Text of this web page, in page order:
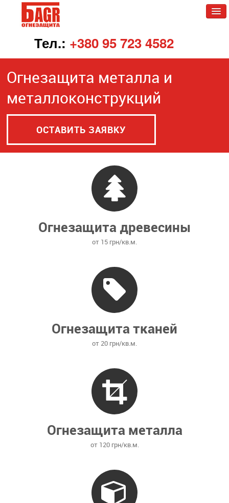
Тел.: +380 95 723 4582
Контакты
Огнезащита металла и
металлоконструкций
ОСТАВИТЬ ЗАЯВКУ
Огнезащита древесины
от 15 грн/кв.м.
Огнезащита тканей
от 20 грн/кв.м.
Огнезащита металла
от 120 грн/кв.м.